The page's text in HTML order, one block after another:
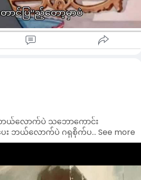
ယ်လောက်ပဲ သဘောကောင်း
း ဘယ်လောက်ပဲ ဂရုစိုက်ပ… See more